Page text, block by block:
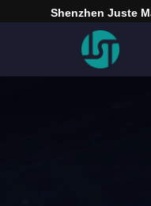
Shenzhen Juste